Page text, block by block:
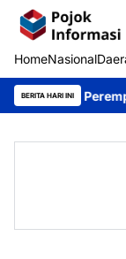
HomeNasional
BERITA HARI INI
Bangsa